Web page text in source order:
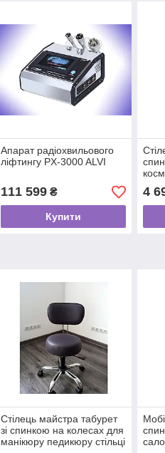
Апарат радіохвильового
ліфтингу PX-3000 ALVI
111 599₴
Купити
4
Стілець майстра табурет
зі спинкою на колесах для
манікюру педикюру стільці